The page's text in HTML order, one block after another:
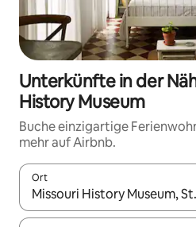
Unterkünfte in der
History Museum
Buche einzigartige
mehr auf Airbnb.
Ort
Wenn Ergebnisse verfügbar